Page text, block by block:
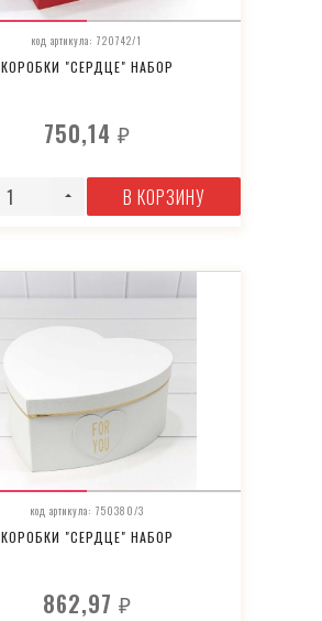
код артикула: 720742/1
КОРОБКИ "СЕРДЦЕ" НАБОР
750,14 ₽
В КОРЗИНУ
код артикула: 750380/3
КОРОБКИ "СЕРДЦЕ" НАБОР
862,97 ₽